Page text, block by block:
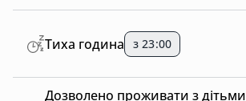
Дозволено проживати з дітьми
Тиха година з 23:00